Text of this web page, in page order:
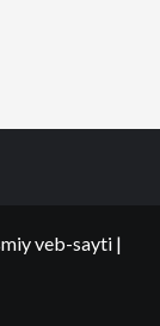
veb-sayti |